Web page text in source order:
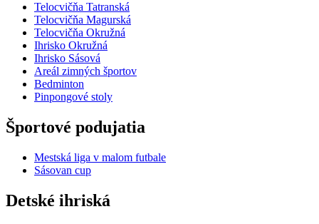
Telocvičňa Tatranská
Telocvičňa Magurská
Telocvičňa Okružná
Ihrisko Okružná
Ihrisko Sásová
Areál zimných športov
Bedminton
Pinpongové stoly
Športové podujatia
Mestská liga v malom futbale
Sásovan cup
Detské ihriská